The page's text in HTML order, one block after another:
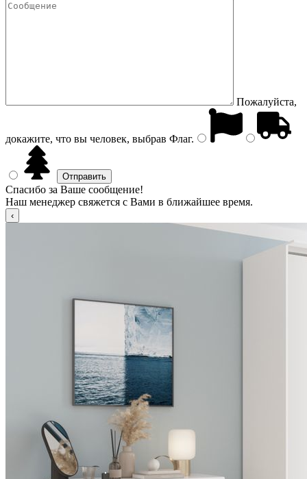
Пожалуйста,
докажите, что вы человек, выбрав Флаг.
Спасибо за Ваше сообщение!
Наш менеджер свяжется с Вами в ближайшее время.